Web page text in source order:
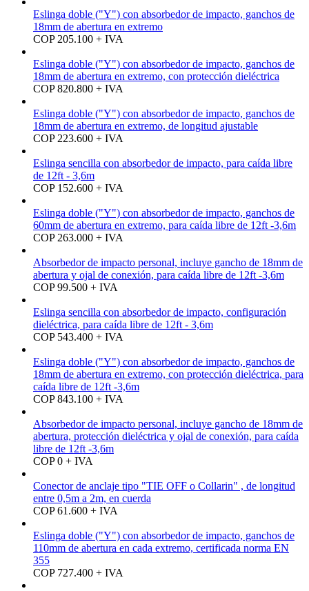
Eslinga doble ("Y") con absorbedor de impacto, ganchos de
18mm de abertura en extremo
COP 205.100 + IVA
Eslinga doble ("Y") con absorbedor de impacto, ganchos de
18mm de abertura en extremo, con protección dieléctrica
COP 820.800 + IVA
Eslinga doble ("Y") con absorbedor de impacto, ganchos de
18mm de abertura en extremo, de longitud ajustable
COP 223.600 + IVA
Eslinga sencilla con absorbedor de impacto, para caída libre
de 12ft - 3,6m
COP 152.600 + IVA
Eslinga doble ("Y") con absorbedor de impacto, ganchos de
60mm de abertura en extremo, para caída libre de 12ft -3,6m
COP 263.000 + IVA
Absorbedor de impacto personal, incluye gancho de 18mm de
abertura y ojal de conexión, para caída libre de 12ft -3,6m
COP 99.500 + IVA
Eslinga sencilla con absorbedor de impacto, configuración
dieléctrica, para caída libre de 12ft - 3,6m
COP 543.400 + IVA
Eslinga doble ("Y") con absorbedor de impacto, ganchos de
18mm de abertura en extremo, con protección dieléctrica, para
caída libre de 12ft -3,6m
COP 843.100 + IVA
Absorbedor de impacto personal, incluye gancho de 18mm de
abertura, protección dieléctrica y ojal de conexión, para caída
libre de 12ft -3,6m
COP 0 + IVA
Conector de anclaje tipo "TIE OFF o Collarin" , de longitud
entre 0,5m a 2m, en cuerda
COP 61.600 + IVA
Eslinga doble ("Y") con absorbedor de impacto, ganchos de
110mm de abertura en cada extremo, certificada norma EN
355
COP 727.400 + IVA